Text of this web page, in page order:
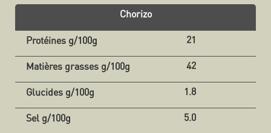
Chorizo
21
42
1.8
5.0